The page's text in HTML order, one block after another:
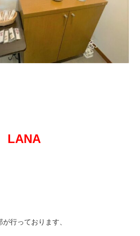
LANA
行っております、